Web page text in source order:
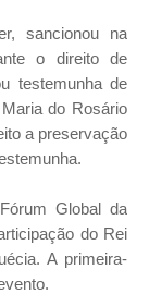
sancionou na
o direito de
testemunha de
do Rosário
a preservação
Global da
do Rei
A primeira-